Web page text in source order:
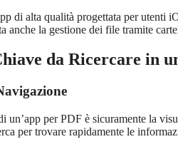
di alta qualità progettata per utenti
anche la gestione dei file tramite
da Ricercare in
un’app per PDF è sicuramente la
per trovare rapidamente le